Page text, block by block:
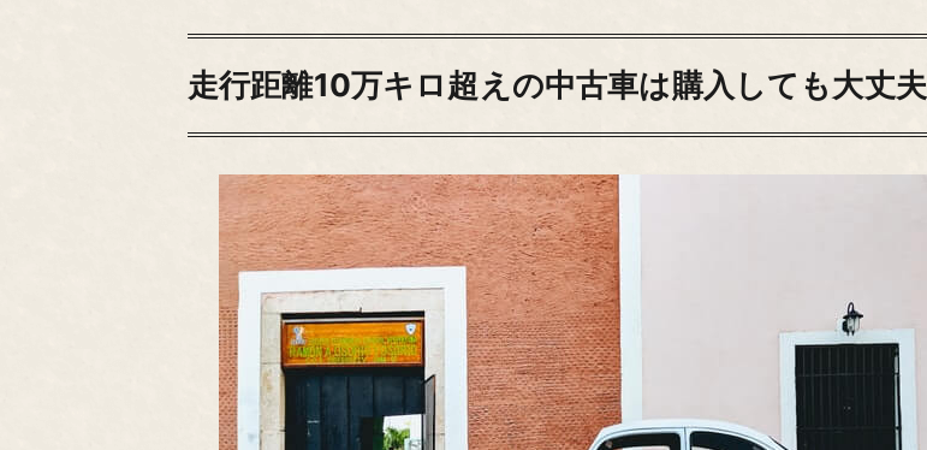
走行距離10万キロ超えの中古車は購入しても大丈夫